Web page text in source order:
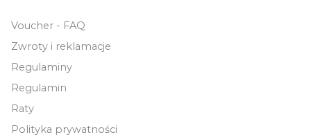
Voucher - FAQ
Zwroty i reklamacje
Regulaminy
Regulamin
Raty
Polityka prywatności